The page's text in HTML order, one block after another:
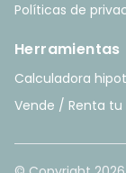
Políticas de
Herramientas
Calculadora
Vende / Renta